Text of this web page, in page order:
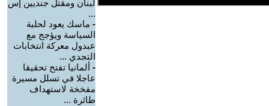
لبنان ومقتل جنديين إس
...
- ماسك يعود لحلبة
السياسة ويؤجج مع
عبدول معركة انتخابات
التجدي ...
- ألمانيا تفتح تحقيقا
عاجلا في تسلل مسيرة
مفخخة لاستهداف
طائرة ...